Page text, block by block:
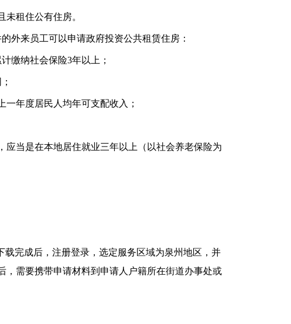
租住公有住房。
来员工可以申请政府投资公共租赁住房：
纳社会保险3年以上；
年度居民人均年可支配收入；
当是在本地居住就业三年以上（以社会养老保险为
完成后，注册登录，选定服务区域为泉州地区，并
，需要携带申请材料到申请人户籍所在街道办事处或